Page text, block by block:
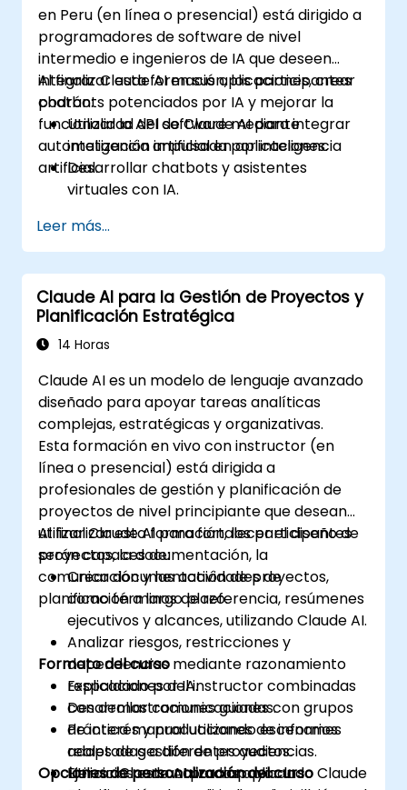
en Peru (en línea o presencial) está dirigido a
programadores de software de nivel
intermedio e ingenieros de IA que deseen
integrar Claude AI en sus aplicaciones, crear
chatbots potenciados por IA y mejorar la
funcionalidad del software mediante
automatización impulsada por inteligencia
artificial.
Al finalizar esta formación, los participantes
podrán:
Utilizar la API de Claude AI para integrar
inteligencia artificial en aplicaciones.
Desarrollar chatbots y asistentes
virtuales con IA.
automatización e inteligencia artificial
basada en NLP (Procesamiento de
Lenguaje Natural).
Optimizar y afinar los modelos de Claude
AI para distintos casos de uso.
Leer más...
Claude AI para la Gestión de Proyectos y
Planificación Estratégica
14 Horas
Claude AI es un modelo de lenguaje avanzado
diseñado para apoyar tareas analíticas
complejas, estratégicas y organizativas.
Esta formación en vivo con instructor (en
línea o presencial) está dirigida a
profesionales de gestión y planificación de
proyectos de nivel principiante que desean
utilizar Claude AI para fortalecer el diseño de
proyectos, la documentación, la
comunicación y las actividades de
planificación a largo plazo.
Al finalizar esta formación, los participantes
serán capaces de:
Crear documentación de proyectos,
como términos de referencia, resúmenes
ejecutivos y alcances, utilizando Claude AI.
Analizar riesgos, restricciones y
dependencias mediante razonamiento
respaldado por IA.
Desarrollar comunicaciones con grupos
de interés y producciones de informes
adaptadas a diferentes audiencias.
Utilizar Claude AI para apoyar la
Formato del curso
Explicaciones del instructor combinadas
con demostraciones guiadas.
Práctica manual utilizando escenarios
reales de gestión de proyectos.
Ejercicios estructurados aplicando Claude
Opciones de personalización del curso